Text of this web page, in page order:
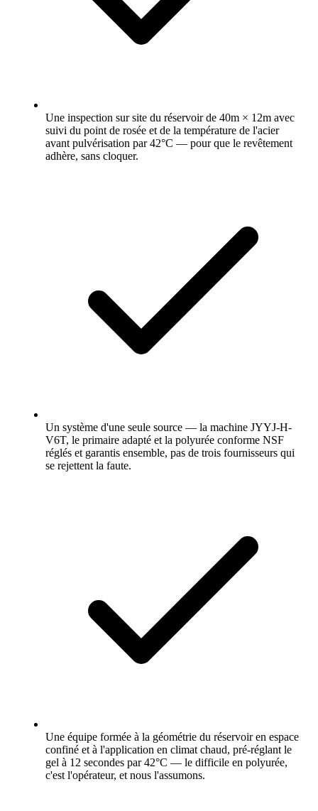
Une inspection sur site du réservoir de 40m × 12m avec
suivi du point de rosée et de la température de l'acier
avant pulvérisation par 42°C — pour que le revêtement
adhère, sans cloquer.
Un système d'une seule source — la machine JYYJ-H-
V6T, le primaire adapté et la polyurée conforme NSF
réglés et garantis ensemble, pas de trois fournisseurs qui
se rejettent la faute.
Une équipe formée à la géométrie du réservoir en espace
confiné et à l'application en climat chaud, pré-réglant le
gel à 12 secondes par 42°C — le difficile en polyurée,
c'est l'opérateur, et nous l'assumons.